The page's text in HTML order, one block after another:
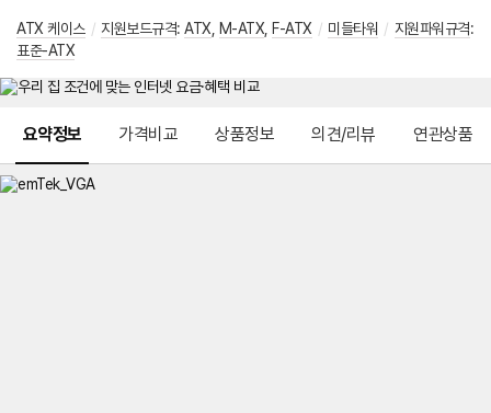
ATX 케이스 / 지원보드규격: ATX M-ATX F-ATX / 미들타워 / 지원파워규격:
표준-ATX
요약정보 가격비교 상품정보 의견/리뷰 연관상품